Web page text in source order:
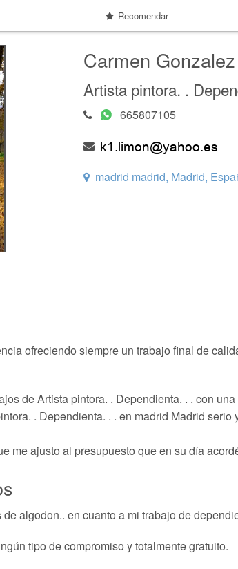
Recomendar
Carmen Gonzalez
Artista pintora. .
665807105
madrid madrid, Madrid,
ofreciendo siempre un trabajo final de
de Artista pintora. . Dependienta. . . con
. Dependienta. . . en madrid Madrid
me ajusto al presupuesto que en su día
algodon.. en cuanto a mi trabajo de
tipo de compromiso y totalmente gratuito.